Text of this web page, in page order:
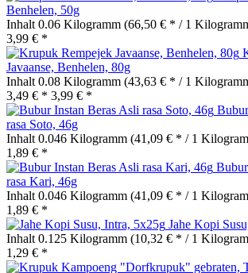
Benhelen, 50g
Inhalt 0.06 Kilogramm (66,50 € * / 1
3,99 € *
Javaanse, Benhelen, 80g
Inhalt 0.08 Kilogramm (43,63 € * / 1
3,49 € * 3,99 € *
rasa Soto, 46g
Inhalt 0.046 Kilogramm (41,09 € * / 1
1,89 € *
rasa Kari, 46g
Inhalt 0.046 Kilogramm (41,09 € * / 1
1,89 € *
Jahe Kopi
Inhalt 0.125 Kilogramm (10,32 € * / 1
1,29 € *